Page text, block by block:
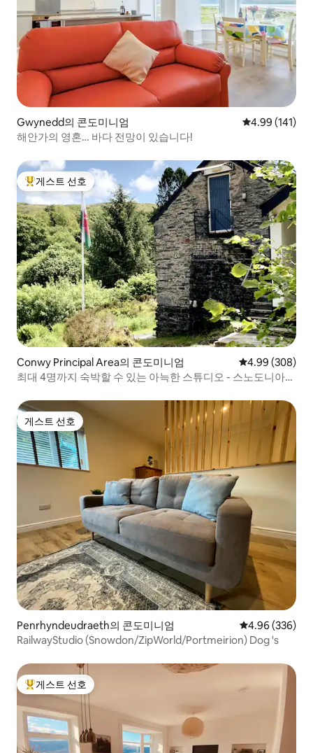
Gwynedd의 콘도미니엄 평점 4.99점(5
4.99 (141)
해안가의 영혼… 바다 전망이 있습니다!
상위 게스트 선호
게스트 선호
Conwy Principal Area의 콘도미니엄 평점 4.99점(5
4.99 (308)
최대 4명까지 숙박할 수 있는 아늑한 스튜디오 - 스노도니아
게스트 선호
게스트 선호
Penrhyndeudraeth의 콘도미니엄 평점 4.96점(5
4.96 (336)
RailwayStudio (Snowdon/ZipWorld/Portmeirion) Dog 's
상위 게스트 선호
게스트 선호